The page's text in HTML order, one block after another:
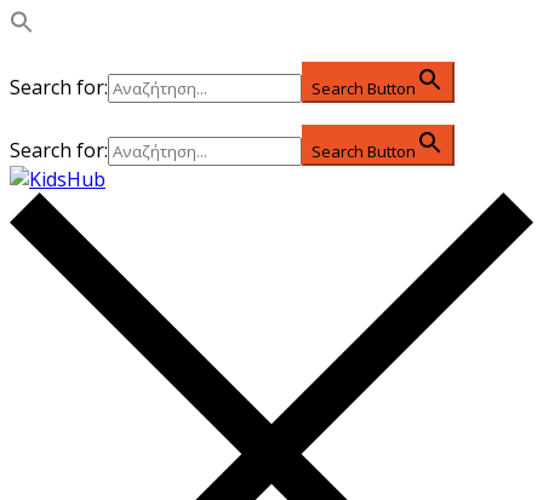
Search for: Search Button
Search for: Search Button